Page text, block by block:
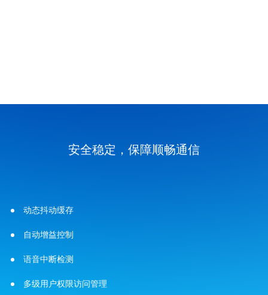
安全稳定，保障顺畅通信
动态抖动缓存
自动增益控制
语音中断检测
多级用户权限访问管理